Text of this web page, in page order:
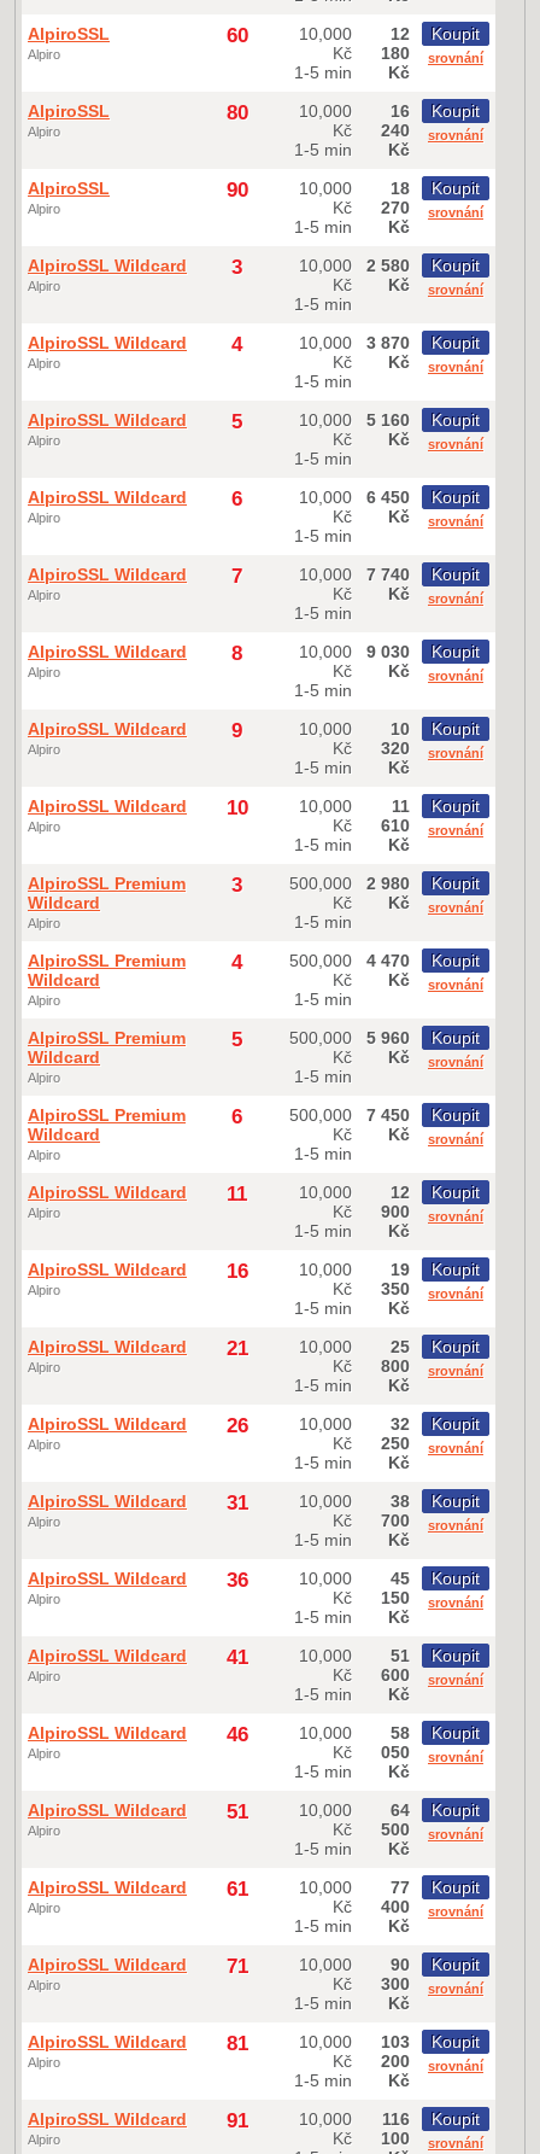
AlpiroSSL
Alpiro
60
10,000
Kč
1-5 min
12
180
Kč
Koupit
srovnání
AlpiroSSL
Alpiro
80
10,000
Kč
1-5 min
16
240
Kč
Koupit
srovnání
AlpiroSSL
Alpiro
90
10,000
Kč
1-5 min
18
270
Kč
Koupit
srovnání
AlpiroSSL Wildcard
Alpiro
3
10,000
Kč
1-5 min
2 580
Kč
Koupit
srovnání
AlpiroSSL Wildcard
Alpiro
4
10,000
Kč
1-5 min
3 870
Kč
Koupit
srovnání
AlpiroSSL Wildcard
Alpiro
5
10,000
Kč
1-5 min
5 160
Kč
Koupit
srovnání
AlpiroSSL Wildcard
Alpiro
6
10,000
Kč
1-5 min
6 450
Kč
Koupit
srovnání
AlpiroSSL Wildcard
Alpiro
7
10,000
Kč
1-5 min
7 740
Kč
Koupit
srovnání
AlpiroSSL Wildcard
Alpiro
8
10,000
Kč
1-5 min
9 030
Kč
Koupit
srovnání
AlpiroSSL Wildcard
Alpiro
9
10,000
Kč
1-5 min
10
320
Kč
Koupit
srovnání
AlpiroSSL Wildcard
Alpiro
10
10,000
Kč
1-5 min
11
610
Kč
Koupit
srovnání
AlpiroSSL Premium
Wildcard
Alpiro
3
500,000
Kč
1-5 min
2 980
Kč
Koupit
srovnání
AlpiroSSL Premium
Wildcard
Alpiro
4
500,000
Kč
1-5 min
4 470
Kč
Koupit
srovnání
AlpiroSSL Premium
Wildcard
Alpiro
5
500,000
Kč
1-5 min
5 960
Kč
Koupit
srovnání
AlpiroSSL Premium
Wildcard
Alpiro
6
500,000
Kč
1-5 min
7 450
Kč
Koupit
srovnání
AlpiroSSL Wildcard
Alpiro
11
10,000
Kč
1-5 min
12
900
Kč
Koupit
srovnání
AlpiroSSL Wildcard
Alpiro
16
10,000
Kč
1-5 min
19
350
Kč
Koupit
srovnání
AlpiroSSL Wildcard
Alpiro
21
10,000
Kč
1-5 min
25
800
Kč
Koupit
srovnání
AlpiroSSL Wildcard
Alpiro
26
10,000
Kč
1-5 min
32
250
Kč
Koupit
srovnání
AlpiroSSL Wildcard
Alpiro
31
10,000
Kč
1-5 min
38
700
Kč
Koupit
srovnání
AlpiroSSL Wildcard
Alpiro
36
10,000
Kč
1-5 min
45
150
Kč
Koupit
srovnání
AlpiroSSL Wildcard
Alpiro
41
10,000
Kč
1-5 min
51
600
Kč
Koupit
srovnání
AlpiroSSL Wildcard
Alpiro
46
10,000
Kč
1-5 min
58
050
Kč
Koupit
srovnání
AlpiroSSL Wildcard
Alpiro
51
10,000
Kč
1-5 min
64
500
Kč
Koupit
srovnání
AlpiroSSL Wildcard
Alpiro
61
10,000
Kč
1-5 min
77
400
Kč
Koupit
srovnání
AlpiroSSL Wildcard
Alpiro
71
10,000
Kč
1-5 min
90
300
Kč
Koupit
srovnání
AlpiroSSL Wildcard
Alpiro
81
10,000
Kč
1-5 min
103
200
Kč
Koupit
srovnání
AlpiroSSL Wildcard
Alpiro
91
10,000
Kč
116
100
Koupit
srovnání